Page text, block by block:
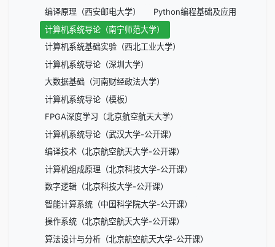
编译原理（西安邮电大学）
Python编程基础及应用
计算机系统导论（南宁师范大学）
计算机系统基础实验（西北工业大学）
计算机系统导论（深圳大学）
大数据基础（河南财经政法大学）
计算机系统导论（模板）
FPGA深度学习（北京航空航天大学）
计算机系统导论（武汉大学-公开课）
编译技术（北京航空航天大学-公开课）
计算机组成原理（北京科技大学-公开课）
数字逻辑（北京科技大学-公开课）
智能计算系统（中国科学院大学-公开课）
操作系统（北京航空航天大学-公开课）
算法设计与分析（北京航空航天大学-公开课）